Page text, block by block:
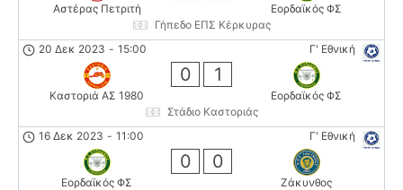
Αστέρας Πετριτή
Εορδαϊκός ΦΣ
Γήπεδο ΕΠΣ Κέρκυρας
Γ' Εθνική
20 Δεκ 2023 - 15:00
Καστοριά ΑΣ 1980
0 1
Εορδαϊκός ΦΣ
Στάδιο Καστοριάς
Γ' Εθνική
16 Δεκ 2023 - 11:00
Εορδαϊκός ΦΣ
0 0
Ζάκυνθος